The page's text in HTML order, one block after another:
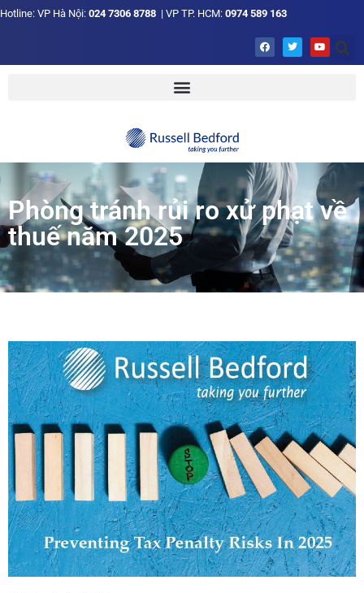
Hotline: VP Hà Nội: 024 7306 8788 | VP TP. HCM: 0974 589 163
Phòng tránh rủi ro xử phạt về
thuế năm 2025